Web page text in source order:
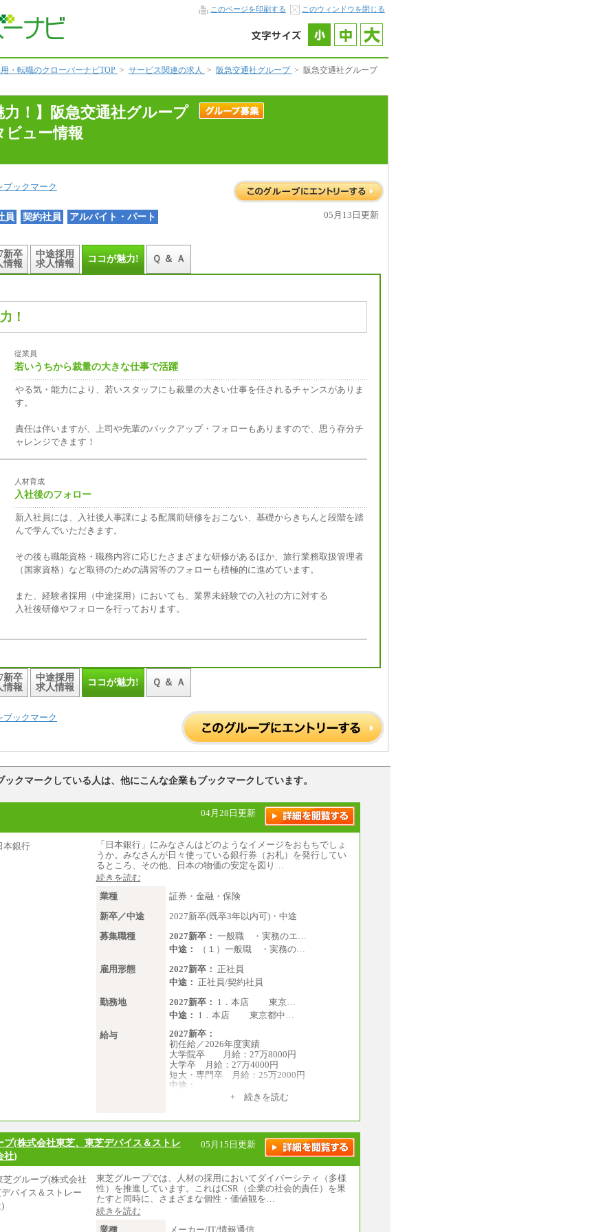
このページを印刷する このウィンドウを閉じる
・転職のクローバーナビTOP > サービス関連の求人 > 阪急交通社グループ > 阪急交通社グループ
！】阪急交通社グループ
ビュー情報
ックマーク
員 契約社員 アルバイト・パート 05月13日更新
新卒
情報
中途採用
求人情報
ココが魅力! Ｑ ＆ Ａ
！
従業員
若いうちから裁量の大きな仕事で活躍
やる気・能力により、若いスタッフにも裁量の大きい仕事を任されるチャンスがありま
す。
責任は伴いますが、上司や先輩のバックアップ・フォローもありますので、思う存分チ
ャレンジできます！
人材育成
入社後のフォロー
新入社員には、入社後人事課による配属前研修をおこない、基礎からきちんと段階を踏
んで学んでいただきます。
その後も職能資格・職務内容に応じたさまざまな研修があるほか、旅行業務取扱管理者
（国家資格）など取得のための講習等のフォローも積極的に進めています。
また、経験者採用（中途採用）においても、業界未経験での入社の方に対する
入社後研修やフォローを行っております。
新卒
情報
中途採用
求人情報
ココが魅力! Ｑ ＆ Ａ
ックマーク
ックマークしている人は、他にこんな企業もブックマークしています。
04月28日更新
「日本銀行」にみなさんはどのようなイメージをおもちでしょ
うか。みなさんが日々使っている銀行券（お札）を発行してい
るところ、その他、日本の物価の安定を図り…
続きを読む
業種
証券・金融・保険
新卒／中途
2027新卒(既卒3年以内可)・中途
募集職種
2027新卒： 一般職 ・実務のエ…
中途：
（１）一般職 ・実務の…
雇用形態
2027新卒： 正社員
中途： 正社員/契約社員
勤務地
2027新卒： 1．本店 東京…
中途： 1．本店 東京都中…
給与
2027新卒：
初任給／2026年度実績
大学院卒 月給：27万8000円
大学卒 月給：27万4000円
短大・専門卒 月給：25万2000円
中途：
（１）（２）共通+ 続きを読む
プ(株式会社東芝、東芝デバイス＆ストレ
社)
05月15日更新
東芝グループでは、人材の採用においてダイバーシティ（多様
性）を推進しています。これはCSR（企業の社会的責任）を果
たすと同時に、さまざまな個性・価値観を…
続きを読む
業種
メーカー/IT/情報通信